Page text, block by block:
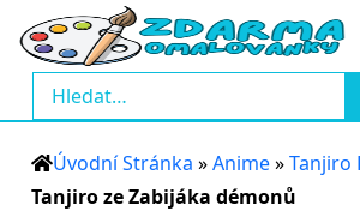
Úvodní Stránka »Anime»Tanjiro
Tanjiro ze Zabijáka démonů